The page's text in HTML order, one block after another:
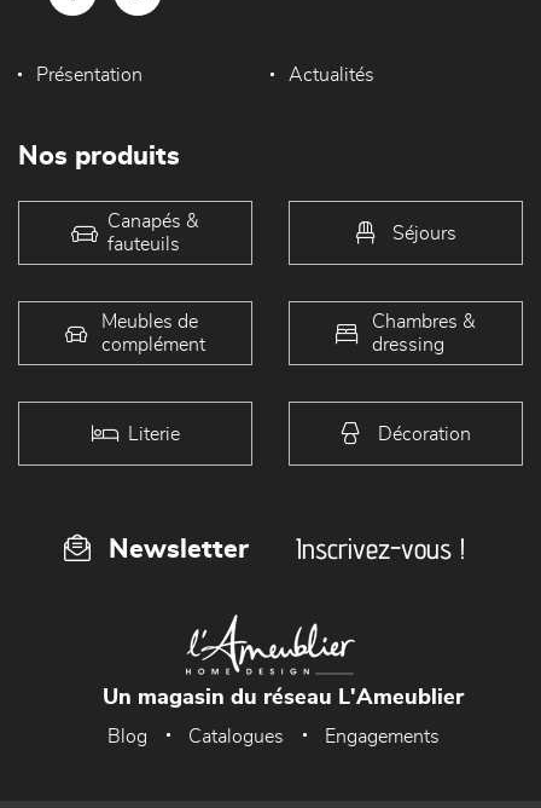
Présentation Actualités
Nos produits
Canapés &
fauteuils
Séjours
Meubles de
complément
Chambres &
dressing
Literie Décoration
Newsletter Inscrivez-vous !
Un magasin du réseau L'Ameublier
Blog Catalogues Engagements